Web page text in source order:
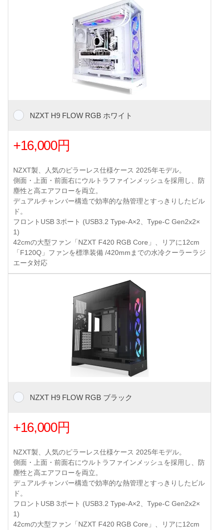
NZXT H9 FLOW RGB ホワイト
+16,000円
NZXT製、人気のピラーレス仕様ケース 2025年モデル。
側面・上面・前面右にウルトラファインメッシュを採用し、防
塵性と高エアフローを両立。
デュアルチャンバー構造で効率的な熱管理とすっきりしたビル
ド。
フロントUSB 3ポート (USB3.2 Type-A×2、Type-C Gen2x2×
1)
42cmの大型ファン「NZXT F420 RGB Core」、リアに12cm
「F120Q」ファンを標準装備 /420mmまでの水冷クーラーラジ
エータ対応
NZXT H9 FLOW RGB ブラック
+16,000円
NZXT製、人気のピラーレス仕様ケース 2025年モデル。
側面・上面・前面右にウルトラファインメッシュを採用し、防
塵性と高エアフローを両立。
デュアルチャンバー構造で効率的な熱管理とすっきりしたビル
ド。
フロントUSB 3ポート (USB3.2 Type-A×2、Type-C Gen2x2×
1)
42cmの大型ファン「NZXT F420 RGB Core」、リアに12cm